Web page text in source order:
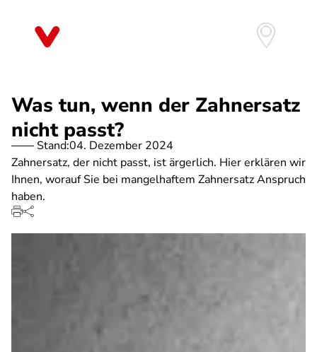
Was tun, wenn der Zahnersatz
nicht passt?
Stand:04. Dezember 2024
Zahnersatz, der nicht passt, ist ärgerlich. Hier erklären wir
Ihnen, worauf Sie bei mangelhaftem Zahnersatz Anspruch
haben.